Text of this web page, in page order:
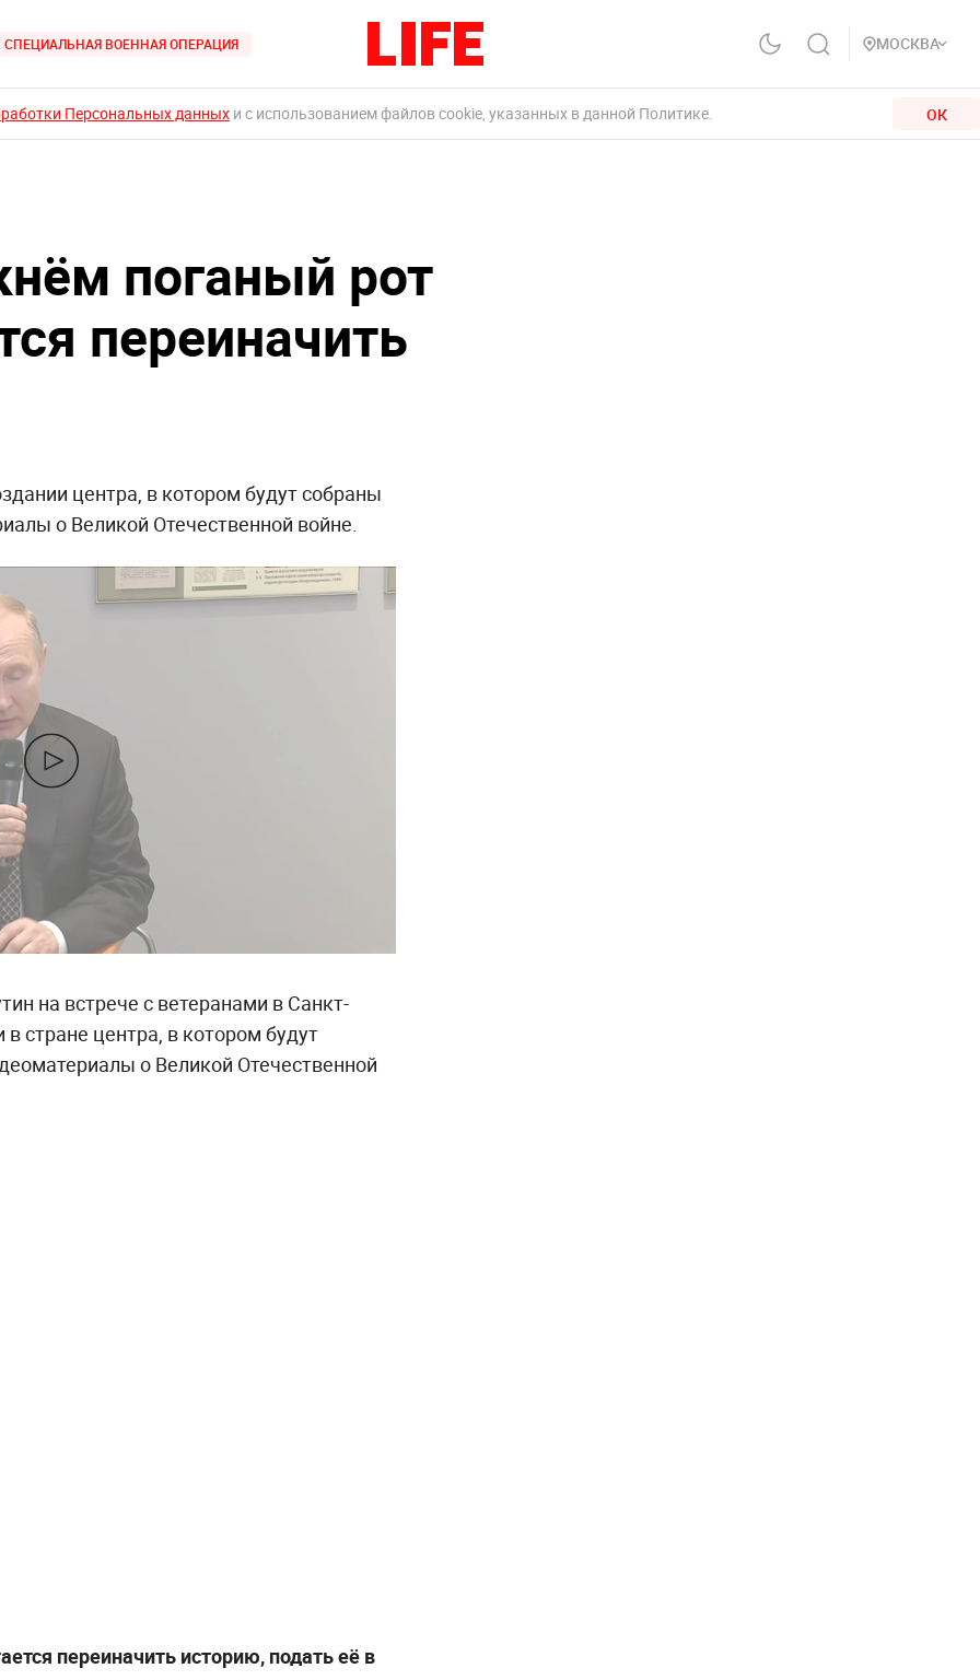
СПЕЦИАЛЬНАЯ ВОЕННАЯ ОПЕРАЦИЯ МОСКВА
Персональных данных и с использованием файлов cookie, указанных в данной Политике. ОК
поганый рот
переиначить
центра, в котором будут собраны
о Великой Отечественной войне.
на встрече с ветеранами в Санкт-
стране центра, в котором будут
о Великой Отечественной
переиначить историю, подать её в